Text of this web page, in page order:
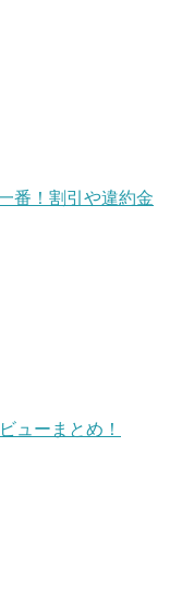
番！割引や違約金
ューまとめ！